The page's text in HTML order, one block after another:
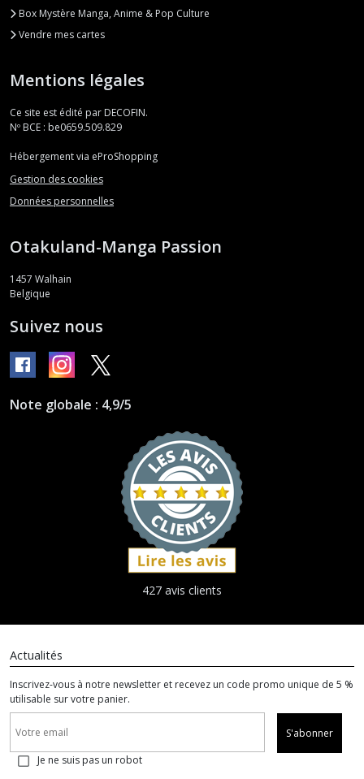
Box Mystère Manga, Anime & Pop Culture
Vendre mes cartes
Mentions légales
Ce site est édité par DECOFIN.
Nº BCE : be0659.509.829
Hébergement via eProShopping
Gestion des cookies
Données personnelles
Otakuland-Manga Passion
1457 Walhain
Belgique
Suivez nous
Note globale : 4,9/5
427 avis clients
Actualités
Inscrivez-vous à notre newsletter et recevez un code promo unique de 5 %
utilisable sur votre panier.
S'abonner
Je ne suis pas un robot